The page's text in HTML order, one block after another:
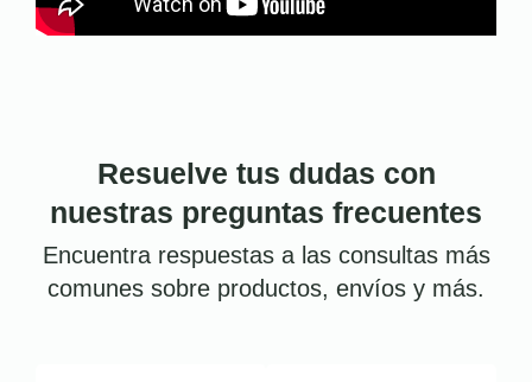
Resuelve tus dudas con
nuestras preguntas frecuentes
Encuentra respuestas a las consultas más
comunes sobre productos, envíos y más.